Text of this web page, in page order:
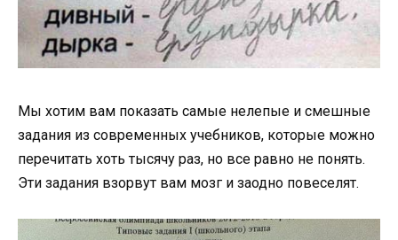
Мы хотим вам показать самые нелепые и смешные
задания из современных учебников, которые можно
перечитать хоть тысячу раз, но все равно не понять.
Эти задания взорвут вам мозг и заодно повеселят.